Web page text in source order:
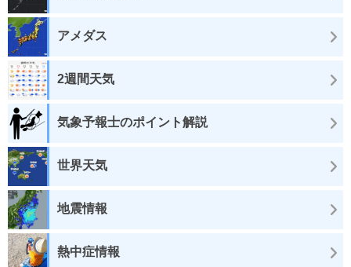
アメダス
2週間天気
気象予報士のポイント解説
世界天気
地震情報
熱中症情報